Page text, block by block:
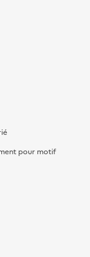
pour motif